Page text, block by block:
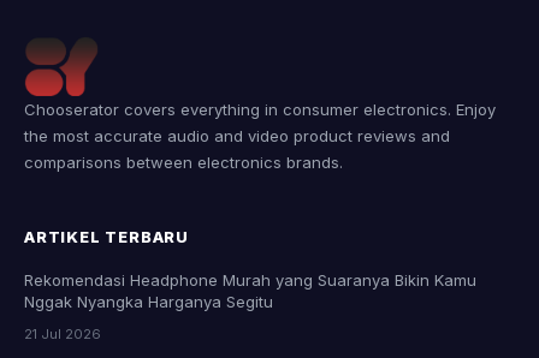
Chooserator covers everything in consumer electronics. Enjoy
the most accurate audio and video product reviews and
comparisons between electronics brands.
ARTIKEL TERBARU
Rekomendasi Headphone Murah yang Suaranya Bikin Kamu
Nggak Nyangka Harganya Segitu
21 Jul 2026